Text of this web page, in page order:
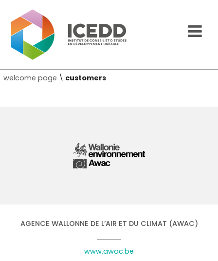
welcome page \ customers
AGENCE WALLONNE DE L’AIR ET DU CLIMAT (AWAC)
www.awac.be